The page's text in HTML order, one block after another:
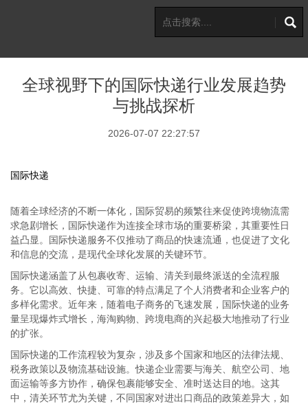
全球视野下的国际快递行业发展趋势
与挑战探析
2026-07-07 22:27:57
国际快递
随着全球经济的不断一体化，国际贸易的频繁往来促使跨境物流需
求急剧增长，国际快递作为连接全球市场的重要桥梁，其重要性日
益凸显。国际快递服务不仅推动了商品的快速流通，也促进了文化
和信息的交流，是现代全球化发展的关键环节。
国际快递涵盖了从包裹收寄、运输、清关到最终派送的全流程服
务。它以高效、快捷、可靠的特点满足了个人消费者和企业客户的
多样化需求。近年来，随着电子商务的飞速发展，国际快递的业务
量呈现爆炸式增长，海淘购物、跨境电商的兴起极大地推动了行业
的扩张。
国际快递的工作流程较为复杂，涉及多个国家和地区的法律法规、
税务政策以及物流基础设施。快递企业需要与海关、航空公司、地
面运输等多方协作，确保包裹能够安全、准时送达目的地。这其
中，清关环节尤为关键，不同国家对进出口商品的政策差异大，如